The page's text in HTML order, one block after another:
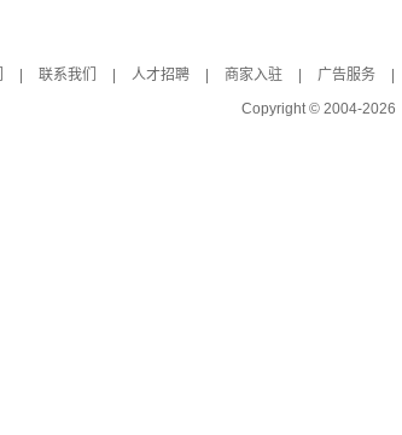
联系我们 人才招聘 商家入驻 广告服务
Copyright © 2004-2026